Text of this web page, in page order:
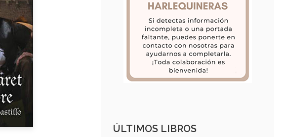
ÚLTIMOS LIBROS